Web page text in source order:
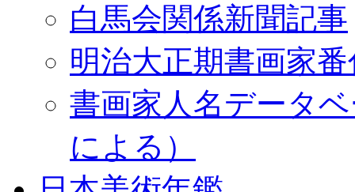
白馬会関係新聞記事
明治大正期書画家
書画家人名データ
による）